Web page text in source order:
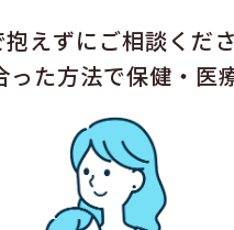
えずにご相談くだ
た方法で保健・医